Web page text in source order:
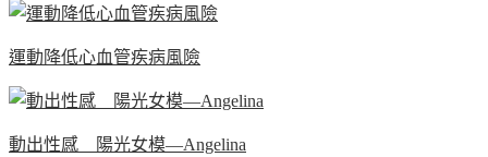
運動降低心血管疾病風險
動出性感 陽光女模—Angelina